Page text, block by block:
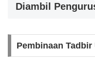
Diambil
Pembinaan Tadbir